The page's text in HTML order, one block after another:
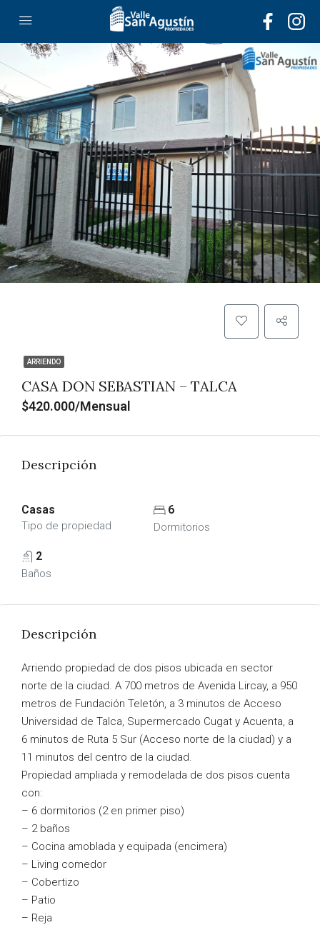
ARRIENDO
CASA DON SEBASTIAN – TALCA
$420.000/Mensual
Descripción
Casas
Tipo de propiedad
6
Dormitorios
2
Baños
Descripción
Arriendo propiedad de dos pisos ubicada en sector
norte de la ciudad. A 700 metros de Avenida Lircay, a 950
metros de Fundación Teletón, a 3 minutos de Acceso
Universidad de Talca, Supermercado Cugat y Acuenta, a
6 minutos de Ruta 5 Sur (Acceso norte de la ciudad) y a
11 minutos del centro de la ciudad.
Propiedad ampliada y remodelada de dos pisos cuenta
con:
– 6 dormitorios (2 en primer piso)
– 2 baños
– Cocina amoblada y equipada (encimera)
– Living comedor
– Cobertizo
– Patio
– Reja